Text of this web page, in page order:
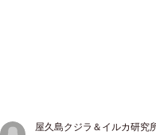
屋久島クジラ＆イルカ研究